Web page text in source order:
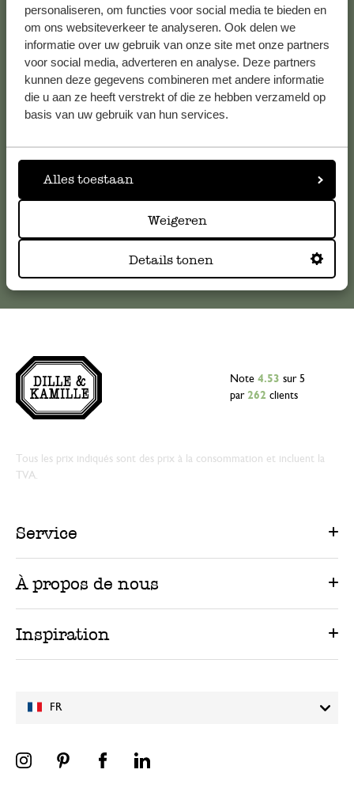
personaliseren, om functies voor social media te bieden en
om ons websiteverkeer te analyseren. Ook delen we
informatie over uw gebruik van onze site met onze partners
voor social media, adverteren en analyse. Deze partners
kunnen deze gegevens combineren met andere informatie
die u aan ze heeft verstrekt of die ze hebben verzameld op
basis van uw gebruik van hun services.
Alles toestaan
Weigeren
Details tonen
Service clientèle
Pour toute question ou demande de conseil ou d’aide,
veuillez contacter notre service clientèle. Ou retrouvez ici
serviceclientele@dille-kamille.com
FR
Note 4.53 sur 5
par 262 clients
Tous les prix indiqués sont des prix à la consommation et incluent la
TVA.
Service
À propos de nous
Inspiration